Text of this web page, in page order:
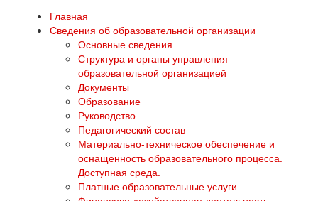
Главная
Сведения об образовательной организации
Основные сведения
Структура и органы управления
образовательной организацией
Документы
Образование
Руководство
Педагогический состав
Материально-техническое обеспечение и
оснащенность образовательного процесса.
Доступная среда.
Платные образовательные услуги